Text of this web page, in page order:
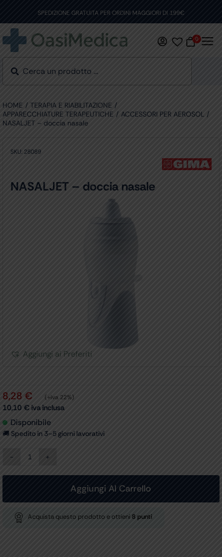
content
SPEDIZIONE GRATUITA PER ORDINI MAGGIORI DI 199€
0
HOME
TERAPIA E RIABILITAZIONE
APPARECCHIATURE TERAPEUTICHE
ACCESSORI PER AEROSOL
NASALJET – doccia nasale
SKU: 28089
NASALJET – doccia nasale
Aggiungi ai Preferiti
8,28 € (+iva 22%)
10,10 € iva inclusa
Disponibile
🚚 Spedito in 3–5 giorni lavorativi
NASALJET
doccia
Aggiungi Al Carrello
Acquista questo prodotto e ottieni 8 punti